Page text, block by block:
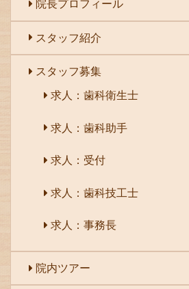
院長プロフィール
スタッフ紹介
スタッフ募集
求人：歯科衛生士
求人：歯科助手
求人：受付
求人：歯科技工士
求人：事務長
院内ツアー